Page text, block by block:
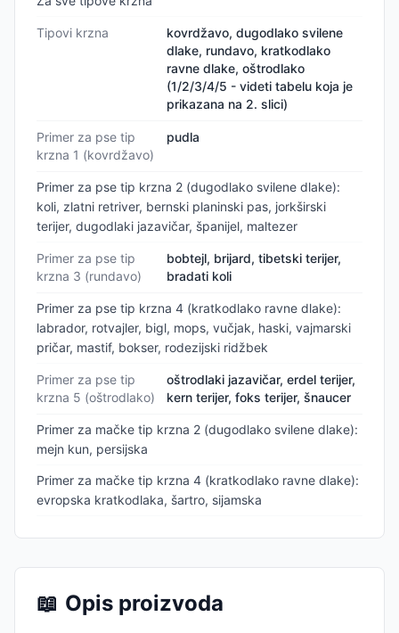
Tipovi krzna
kovrdžavo, dugodlako svilene
dlake, rundavo, kratkodlako
ravne dlake, oštrodlako
(1/2/3/4/5 - videti tabelu koja je
prikazana na 2. slici)
Primer za pse tip
krzna 1 (kovrdžavo)
pudla
Primer za pse tip krzna 2 (dugodlako svilene dlake):
koli, zlatni retriver, bernski planinski pas, jorkširski
terijer, dugodlaki jazavičar, španijel, maltezer
Primer za pse tip
krzna 3 (rundavo)
bobtejl, brijard, tibetski terijer,
bradati koli
Primer za pse tip krzna 4 (kratkodlako ravne dlake):
labrador, rotvajler, bigl, mops, vučjak, haski, vajmarski
pričar, mastif, bokser, rodezijski ridžbek
Primer za pse tip
krzna 5 (oštrodlako)
oštrodlaki jazavičar, erdel terijer,
kern terijer, foks terijer, šnaucer
Primer za mačke tip krzna 2 (dugodlako svilene dlake):
mejn kun, persijska
Primer za mačke tip krzna 4 (kratkodlako ravne dlake):
evropska kratkodlaka, šartro, sijamska
📖 Opis proizvoda